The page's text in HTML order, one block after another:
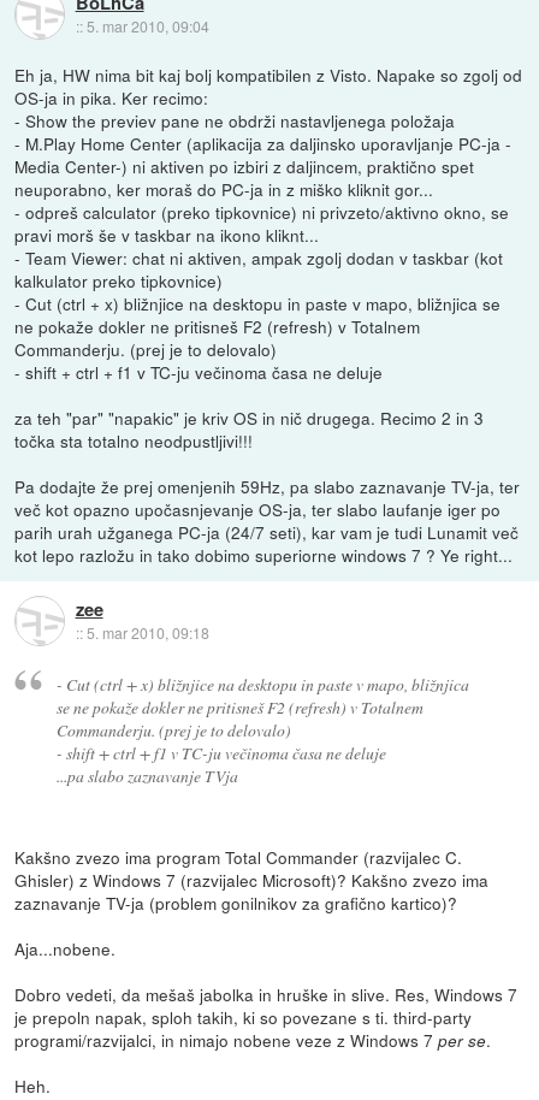
:: 5. mar 2010, 09:04
Eh ja, HW nima bit kaj bolj kompatibilen z Visto. Napake so zgolj od
OS-ja in pika. Ker recimo:
- Show the previev pane ne obdrži nastavljenega položaja
- M.Play Home Center (aplikacija za daljinsko uporavljanje PC-ja -
Media Center-) ni aktiven po izbiri z daljincem, praktično spet
neuporabno, ker moraš do PC-ja in z miško kliknit gor...
- odpreš calculator (preko tipkovnice) ni privzeto/aktivno okno, se
pravi morš še v taskbar na ikono kliknt...
- Team Viewer: chat ni aktiven, ampak zgolj dodan v taskbar (kot
kalkulator preko tipkovnice)
- Cut (ctrl + x) bližnjice na desktopu in paste v mapo, bližnjica se
ne pokaže dokler ne pritisneš F2 (refresh) v Totalnem
Commanderju. (prej je to delovalo)
- shift + ctrl + f1 v TC-ju večinoma časa ne deluje
za teh "par" "napakic" je kriv OS in nič drugega. Recimo 2 in 3
točka sta totalno neodpustljivi!!!
Pa dodajte že prej omenjenih 59Hz, pa slabo zaznavanje TV-ja, ter
več kot opazno upočasnjevanje OS-ja, ter slabo laufanje iger po
parih urah užganega PC-ja (24/7 seti), kar vam je tudi Lunamit več
kot lepo razložu in tako dobimo superiorne windows 7 ? Ye right...
zee
::5. mar 2010, 09:18
- Cut (ctrl + x) bližnjice na desktopu in paste v mapo, bližnjica
se ne pokaže dokler ne pritisneš F2 (refresh) v Totalnem
Commanderju. (prej je to delovalo)
- shift + ctrl + f1 v TC-ju večinoma časa ne deluje
...pa slabo zaznavanje TVja
Kakšno zvezo ima program Total Commander (razvijalec C.
Ghisler) z Windows 7 (razvijalec Microsoft)? Kakšno zvezo ima
zaznavanje TV-ja (problem gonilnikov za grafično kartico)?
Aja...nobene.
Dobro vedeti, da mešaš jabolka in hruške in slive. Res, Windows 7
je prepoln napak, sploh takih, ki so povezane s ti. third-party
programi/razvijalci, in nimajo nobene veze z Windows 7per se.
Heh.